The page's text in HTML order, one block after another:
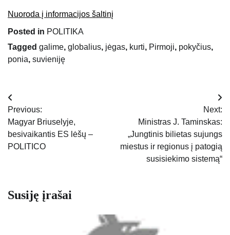
Nuoroda į informacijos šaltinį
Posted in POLITIKA
Tagged galime, globalius, jėgas, kurti, Pirmoji, pokyčius,
ponia, suvieniję
Navigacija
tarp
įrašų
Previous:
Magyar Briuselyje,
besivaikantis ES lėšų –
POLITICO
Next:
Ministras J. Taminskas:
„Jungtinis bilietas sujungs
miestus ir regionus į patogią
susisiekimo sistemą“
Susiję įrašai